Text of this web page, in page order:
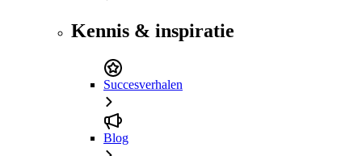
Kennis & inspiratie
Succesverhalen
Blog